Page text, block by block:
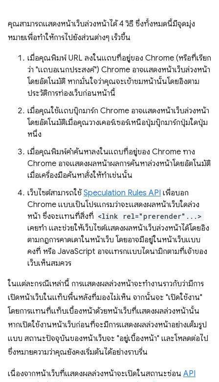
คุณสามารถแสดงหน้าเว็บล่วงหน้าได้ 4 วิธี ซึ่งทั้งหมดนี้มีจุดมุ่ง
หมายเพื่อทำให้การไปยังส่วนต่างๆ เร็วขึ้น
เมื่อคุณพิมพ์ URL ลงในแถบที่อยู่ของ Chrome (หรือที่เรียก
ว่า "แถบอเนกประสงค์") Chrome อาจแสดงหน้าเว็บล่วงหน้า
โดยอัตโนมัติ หากมั่นใจว่าคุณจะเข้าชมหน้านั้นโดยอิงตาม
ประวัติการท่องเว็บก่อนหน้านี้
เมื่อคุณใช้แถบบุ๊กมาร์ก Chrome อาจแสดงหน้าเว็บล่วงหน้า
โดยอัตโนมัติเมื่อคุณวางเคอร์เซอร์เหนือปุ่มบุ๊กมาร์กปุ่มใดปุ่ม
หนึ่ง
เมื่อคุณพิมพ์คำค้นหาลงในแถบที่อยู่ของ Chrome ทาง
Chrome อาจแสดงผลหน้าผลการค้นหาล่วงหน้าโดยอัตโนมัติ
เมื่อเครื่องมือค้นหาสั่งให้ทำเช่นนั้น
เว็บไซต์สามารถใช้ Speculation Rules API เพื่อบอก
Chrome แบบเป็นโปรแกรมว่าจะแสดงผลหน้าเว็บใดล่วง
หน้า ซึ่งจะแทนที่สิ่งที่ <link rel="prerender"...>
เคยทำ และช่วยให้เว็บไซต์แสดงผลหน้าเว็บล่วงหน้าได้โดยอิง
ตามกฎการคาดเดาในหน้าเว็บ โดยอาจมีอยู่ในหน้าเว็บแบบ
คงที่ หรือ JavaScript อาจแทรกแบบไดนามิกตามที่เจ้าของ
เว็บเห็นสมควร
ในแต่ละกรณีเหล่านี้ การแสดงผลล่วงหน้าจะทํางานราวกับว่ามีการ
เปิดหน้าเว็บในแท็บพื้นหลังที่มองไม่เห็น จากนั้นจะ "เปิดใช้งาน"
โดยการแทนที่แท็บเบื้องหน้าด้วยหน้าเว็บที่แสดงผลล่วงหน้านั้น
หากเปิดใช้งานหน้าเว็บก่อนที่จะมีการแสดงผลล่วงหน้าอย่างเต็มรูป
แบบ สถานะปัจจุบันของหน้าเว็บจะ "อยู่เบื้องหน้า" และโหลดต่อไป
ซึ่งหมายความว่าคุณยังคงเริ่มต้นได้อย่างราบรื่น
เนื่องจากหน้าเว็บที่แสดงผลล่วงหน้าจะเปิดในสถานะซ่อน API